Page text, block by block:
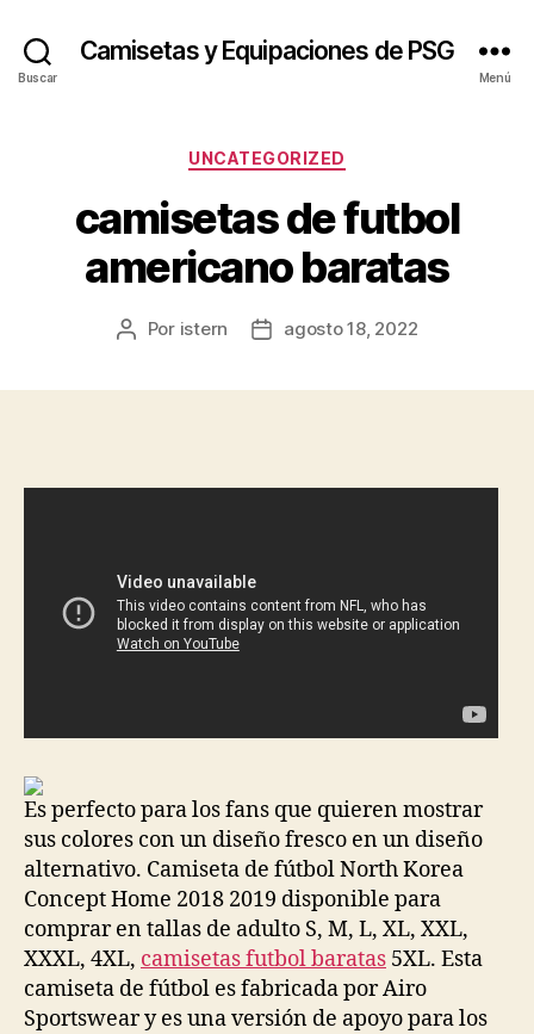
Buscar
Camisetas y Equipaciones de PSG
Menú
Categorías
UNCATEGORIZED
camisetas de futbol
americano baratas
Autor
Por istern
Fechaagosto 18, 2022
Es perfecto para los fans que quieren mostrar
sus colores con un diseño fresco en un diseño
alternativo. Camiseta de fútbol North Korea
Concept Home 2018 2019 disponible para
comprar en tallas de adulto S, M, L, XL, XXL,
XXXL, 4XL, camisetas futbol baratas 5XL. Esta
camiseta de fútbol es fabricada por Airo
Sportswear y es una versión de apoyo para los